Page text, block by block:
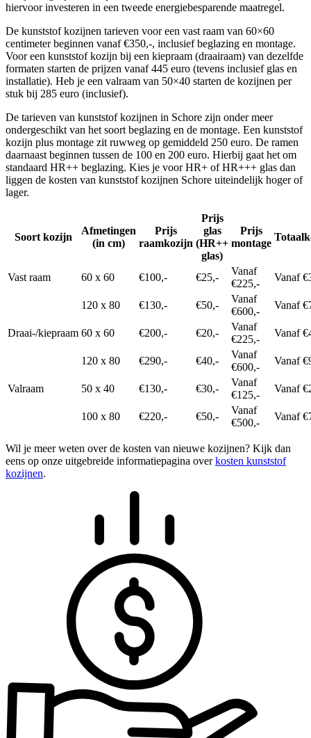
hiervoor investeren in een tweede energiebesparende maatregel.
De kunststof kozijnen tarieven voor een vast raam van 60×60
centimeter beginnen vanaf €350,-, inclusief beglazing en montage.
Voor een kunststof kozijn bij een kiepraam (draairaam) van dezelfde
formaten starten de prijzen vanaf 445 euro (tevens inclusief glas en
installatie). Heb je een valraam van 50×40 starten de kozijnen per
stuk bij 285 euro (inclusief).
De tarieven van kunststof kozijnen in Schore zijn onder meer
ondergeschikt van het soort beglazing en de montage. Een kunststof
kozijn plus montage zit ruwweg op gemiddeld 250 euro. De ramen
daarnaast beginnen tussen de 100 en 200 euro. Hierbij gaat het om
standaard HR++ beglazing. Kies je voor HR+ of HR+++ glas dan
liggen de kosten van kunststof kozijnen Schore uiteindelijk hoger of
lager.
Soort kozijn
Afmetingen
(in cm)
Prijs
raamkozijn
Prijs
glas
(HR++
glas)
Prijs
montage
Vast raam 60 x 60 €100,- €25,-
Vanaf
€225,-
Vanaf
120 x 80 €130,- €50,-
Vanaf
€600,-
Vanaf
Draai-/kiepraam 60 x 60 €200,- €20,-
Vanaf
€225,-
Vanaf
120 x 80 €290,- €40,-
Vanaf
€600,-
Vanaf
Valraam 50 x 40 €130,- €30,-
Vanaf
€125,-
Vanaf
100 x 80 €220,- €50,-
Vanaf
€500,-
Vanaf
Wil je meer weten over de kosten van nieuwe kozijnen? Kijk dan
eens op onze uitgebreide informatiepagina overkosten kunststof
kozijnen.